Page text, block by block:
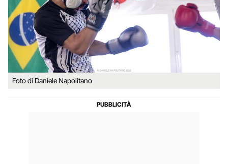
Foto di Daniele Napolitano